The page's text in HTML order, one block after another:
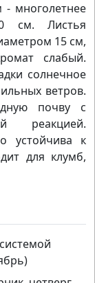
- многолетнее
см. Листья
15 см,
слабый.
солнечное
ветров.
почву с
реакцией.
устойчива к
для клумб,